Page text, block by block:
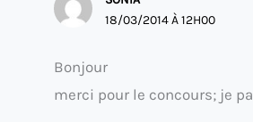
18/03/2014 À 12H00
Bonjour
merci pour le concours; je